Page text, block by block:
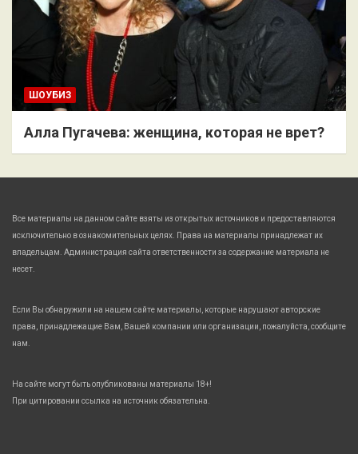
ШОУБИЗ
Алла Пугачева: женщина, которая не врет?
Все материалы на данном сайте взяты из открытых источников и предоставляются
исключительно в ознакомительных целях. Права на материалы принадлежат их
владельцам. Администрация сайта ответственности за содержание материала не
несет.
Если Вы обнаружили на нашем сайте материалы, которые нарушают авторские
права, принадлежащие Вам, Вашей компании или организации, пожалуйста, сообщите
нам.
На сайте могут быть опубликованы материалы 18+!
При цитировании ссылка на источник обязательна.